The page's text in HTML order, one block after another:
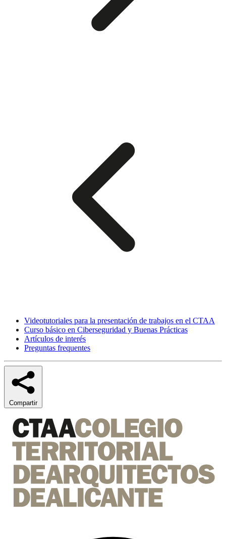
Videotutoriales para la presentación de trabajos en el CTAA
Curso básico en Ciberseguridad y Buenas Prácticas
Artículos de interés
Preguntas frequentes
Compartir